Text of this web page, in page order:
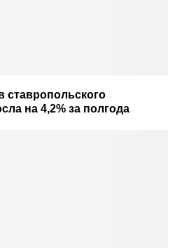
ставропольского
на 4,2% за полгода